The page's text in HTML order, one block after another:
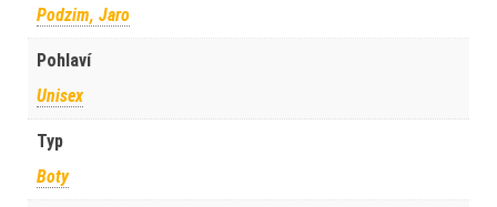
Podzim, Jaro
Pohlaví
Unisex
Typ
Boty